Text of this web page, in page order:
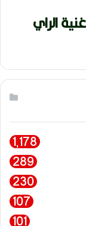
الراي
1٬178
289
230
107
101